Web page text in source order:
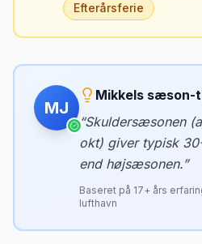
Efterårsferie
MJ
Mikkels sæson-
“Skuldersæsonen
okt) giver typisk
end højsæsonen.”
Baseret på 17+ års
lufthavn